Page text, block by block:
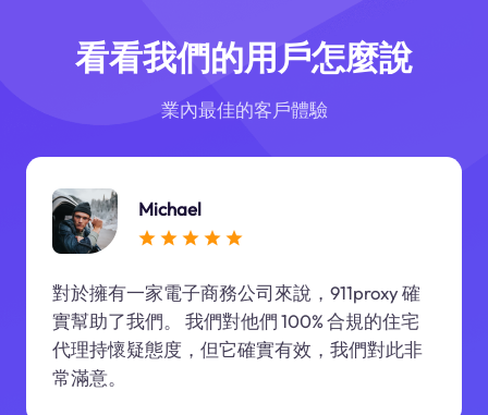
看看我們的用戶怎麼說
業內最佳的客戶體驗
Michael
對於擁有一家電子商務公司來說，911proxy 確
實幫助了我們。 我們對他們 100% 合規的住宅
代理持懷疑態度，但它確實有效，我們對此非
常滿意。